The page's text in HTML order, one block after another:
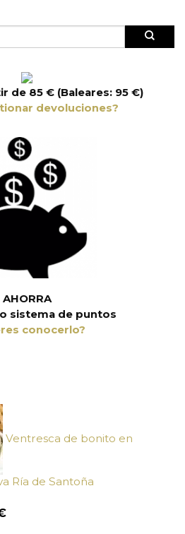
de 85 € (Baleares: 95 €)
devoluciones?
AHORRA
sistema de puntos
conocerlo?
Ventresca de bonito en
Ría de Santoña
El